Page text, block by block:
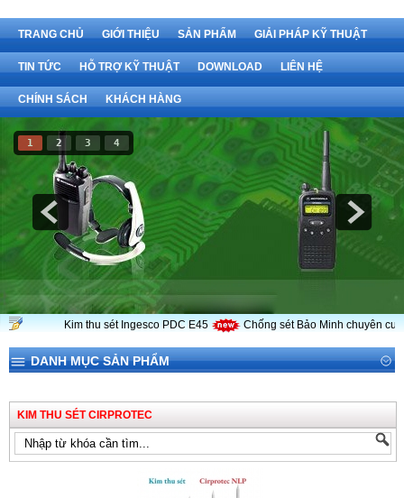
TRANG CHỦ GIỚI THIỆU SẢN PHẨM GIẢI PHÁP KỸ THUẬT
TIN TỨC HỖ TRỢ KỸ THUẬT DOWNLOAD LIÊN HỆ
CHÍNH SÁCH KHÁCH HÀNG
1 2 3 4
Kim thu sét Ingesco PDC E45 Chống sét Bảo Minh chuyên
DANH MỤC SẢN PHẨM
KIM THU SÉT CIRPROTEC